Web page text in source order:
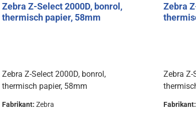
Zebra Z-Select 2000D, bonrol,
thermisch papier, 58mm
Zebra Z-Select 2000D, bonrol,
thermisch papier, 58mm
Fabrikant: Zebra
Zebra
Zebra Z-